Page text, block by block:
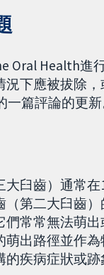
Oral Health進
況下應被拔除
篇評論的更新
大臼齒）通常
（第二大臼齒
們常常無法萌
萌出路徑並作
疾病症狀或跡